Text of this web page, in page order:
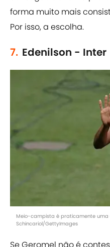
forma muito mais
Por isso, a escolha.
7. Edenilson - Inter
Meio-campista é praticamente uma
Schincariol/GettyImages